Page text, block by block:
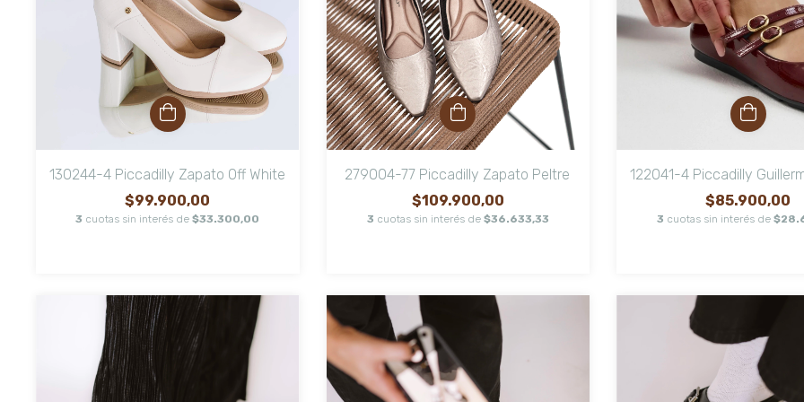
130244-4 Piccadilly Zapato Off White
$99.900,00
3 cuotas sin interés de$33.300,00
279004-77 Piccadilly Zapato Peltre
$109.900,00
3 cuotas sin interés de $36.633,33
122041-4 Piccadilly
$85.900,00
3 cuotas sin interés de